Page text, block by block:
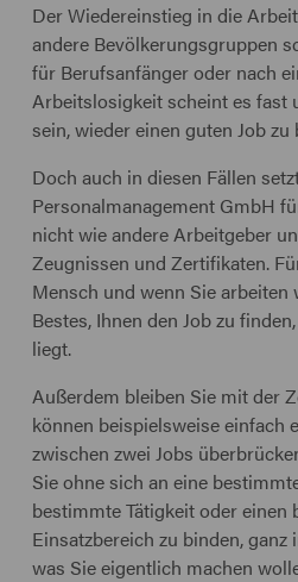
Der Wiedereinstieg in die
andere Bevölkerungsgruppen
für Berufsanfänger oder nach
Arbeitslosigkeit scheint es fast
sein, wieder einen guten Job zu
Doch auch in diesen Fällen
Personalmanagement GmbH
nicht wie andere Arbeitgeber
Zeugnissen und Zertifikaten.
Mensch und wenn Sie
Bestes, Ihnen den Job zu
liegt.
Außerdem bleiben Sie mit der
können beispielsweise einfach
zwischen zwei Jobs
Sie ohne sich an eine
bestimmte Tätigkeit oder einen
Einsatzbereich zu binden, ganz
was Sie eigentlich machen